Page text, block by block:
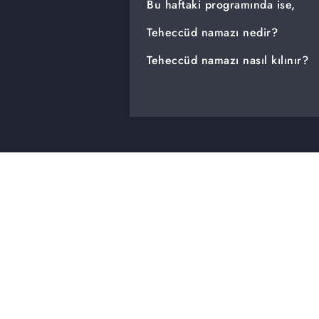
Bu haftaki programında ise,
Teheccüd namazı nedir?
Teheccüd namazı nasıl kılınır?
Teheccüd namazına